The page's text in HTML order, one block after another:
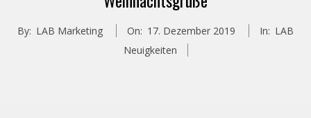
By: LAB Marketing On: 17. Dezember 2019 In: LAB
Neuigkeiten